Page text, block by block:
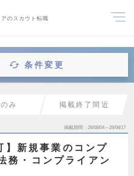
のスカウト転職
条件変更
み 掲載終了間近
掲載期間 26/08/04～26/08/17
】新規事業のコンプ
務・コンプライアン